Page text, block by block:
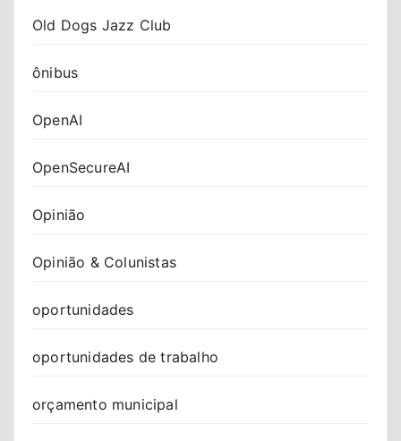
Old Dogs Jazz Club
ônibus
OpenAI
OpenSecureAI
Opinião
Opinião & Colunistas
oportunidades
oportunidades de trabalho
orçamento municipal